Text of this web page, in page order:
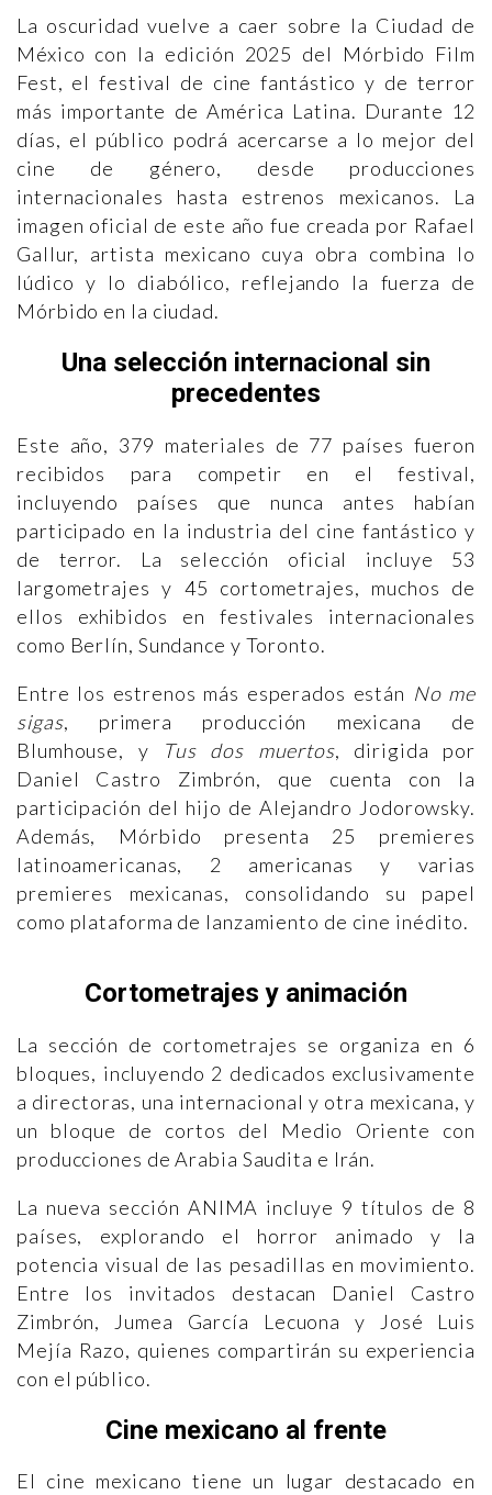
La oscuridad vuelve a caer sobre la Ciudad de
México con la edición 2025 del Mórbido Film
Fest, el festival de cine fantástico y de terror
más importante de América Latina. Durante 12
días, el público podrá acercarse a lo mejor del
cine de género, desde producciones
internacionales hasta estrenos mexicanos. La
imagen oficial de este año fue creada por Rafael
Gallur, artista mexicano cuya obra combina lo
lúdico y lo diabólico, reflejando la fuerza de
Mórbido en la ciudad.
Una selección internacional sin
precedentes
Este año, 379 materiales de 77 países fueron
recibidos para competir en el festival,
incluyendo países que nunca antes habían
participado en la industria del cine fantástico y
de terror. La selección oficial incluye 53
largometrajes y 45 cortometrajes, muchos de
ellos exhibidos en festivales internacionales
como Berlín, Sundance y Toronto.
Entre los estrenos más esperados están No me
sigas, primera producción mexicana de
Blumhouse, y Tus dos muertos, dirigida por
Daniel Castro Zimbrón, que cuenta con la
participación del hijo de Alejandro Jodorowsky.
Además, Mórbido presenta 25 premieres
latinoamericanas, 2 americanas y varias
premieres mexicanas, consolidando su papel
como plataforma de lanzamiento de cine inédito.
Cortometrajes y animación
La sección de cortometrajes se organiza en 6
bloques, incluyendo 2 dedicados exclusivamente
a directoras, una internacional y otra mexicana, y
un bloque de cortos del Medio Oriente con
producciones de Arabia Saudita e Irán.
La nueva sección ANIMA incluye 9 títulos de 8
países, explorando el horror animado y la
potencia visual de las pesadillas en movimiento.
Entre los invitados destacan Daniel Castro
Zimbrón, Jumea García Lecuona y José Luis
Mejía Razo, quienes compartirán su experiencia
con el público.
Cine mexicano al frente
El cine mexicano tiene un lugar destacado en